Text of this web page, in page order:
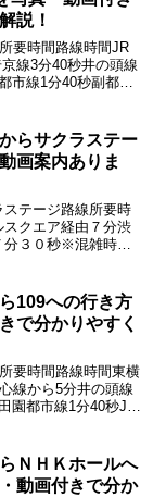
説！
要時間路線時間JR
線3分40秒井の頭線
市線1分40秒副都心
らサクラステー
画案内ありま
テージ路線所要時
クエア経由７分渋
分３０秒※混雑時は
109への行き方
で分かりやすく
要時間路線時間東横
線から5分井の頭線
園都市線1分40秒JR
ＮＨＫホールへ
動画付きで分か